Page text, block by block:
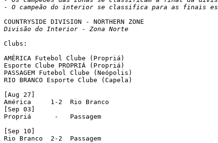
- O campeão do interior se classifica para as finais
Divisão do Interior - Zona Norte
Clubs:
AMÉRICA Futebol Clube (Propriá)
Esporte Clube PROPRIÁ (Propriá)
PASSAGEM Futebol Clube (Neópolis)
RIO BRANCO Esporte Clube (Capela)
[Aug 27]
América     1-2  Rio Branco
[Sep 03]
Propriá      -   Passagem
[Sep 10]
Rio Branco  2-2  Passagem